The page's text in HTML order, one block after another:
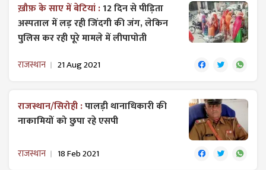
ख़ौफ़ के साए में बेटियां :12 दिन से पीड़िता
अस्पताल में लड़ रही जिंदगी की जंग, लेकिन
पुलिस कर रही पूरे मामले में लीपापोती
राजस्थान 21 Aug 2021
राजस्थान/सिरोही :पालड़ी थानाधिकारी की
नाकामियों को छुपा रहे एसपी
राजस्थान 18 Feb 2021